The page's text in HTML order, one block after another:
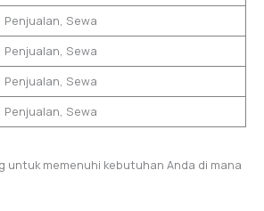
Penjualan, Sewa
Penjualan, Sewa
Penjualan, Sewa
Penjualan, Sewa
untuk memenuhi kebutuhan Anda di mana